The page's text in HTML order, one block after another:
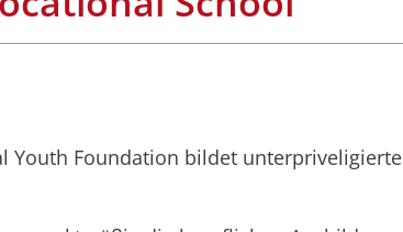
Youth Foundation bildet unterpriveligierte